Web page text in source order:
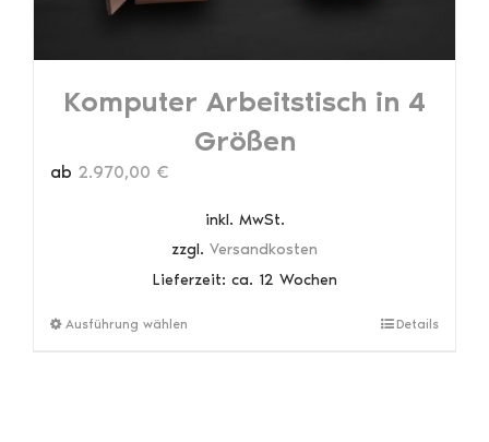
Komputer Arbeitstisch in 4
Größen
ab 2.970,00 €
inkl. MwSt.
zzgl. Versandkosten
Lieferzeit: ca. 12 Wochen
Ausführung wählen Details